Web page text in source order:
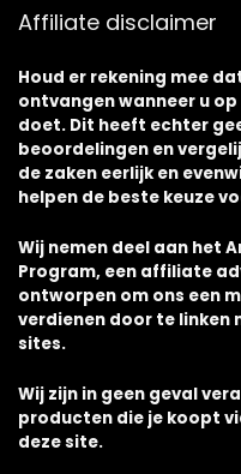
Affiliate disclaimer
Houd er rekening mee
ontvangen wanneer u
doet. Dit heeft echter
beoordelingen en
de zaken eerlijk en
helpen de beste keuze
Wij nemen deel aan het
Program, een affiliate
ontworpen om ons een
verdienen door te linken
sites.
Wij zijn in geen geval
producten die je koopt
deze site.